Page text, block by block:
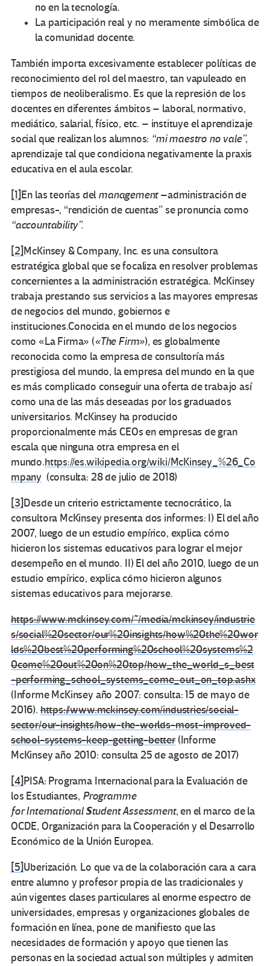
no en la tecnología.
La participación real y no meramente simbólica de
la comunidad docente.
También importa excesivamente establecer políticas de
reconocimiento del rol del maestro, tan vapuleado en
tiempos de neoliberalismo. Es que la represión de los
docentes en diferentes ámbitos – laboral, normativo,
mediático, salarial, físico, etc. – instituye el aprendizaje
social que realizan los alumnos: “mi maestro no vale”,
aprendizaje tal que condiciona negativamente la praxis
educativa en el aula escolar.
[1]En las teorías del management–administración de
empresas-, “rendición de cuentas” se pronuncia como
“accountability”.
[2]McKinsey & Company, Inc. es una consultora
estratégica global que se focaliza en resolver problemas
concernientes a la administración estratégica. McKinsey
trabaja prestando sus servicios a las mayores empresas
de negocios del mundo, gobiernos e
instituciones.Conocida en el mundo de los negocios
como «La Firma» («The Firm»), es globalmente
reconocida como la empresa de consultoría más
prestigiosa del mundo,​ la empresa del mundo en la que
es más complicado conseguir una oferta de trabajo así
como una de las más deseadas por los graduados
universitarios.​ McKinsey ha producido
proporcionalmente más CEOs en empresas de gran
escala que ninguna otra empresa en el
mundo.https://es.wikipedia.org/wiki/McKinsey_%26_Co
mpany (consulta: 28 de julio de 2018)
[3]Desde un criterio estrictamente tecnocrático, la
consultora McKinsey presenta dos informes: I) El del año
2007, luego de un estudio empírico, explica cómo
hicieron los sistemas educativos para lograr el mejor
desempeño en el mundo. II) El del año 2010, luego de un
estudio empírico, explica cómo hicieron algunos
sistemas educativos para mejorarse.
https://www.mckinsey.com/~/media/mckinsey/industrie
s/social%20sector/our%20insights/how%20the%20wor
lds%20best%20performing%20school%20systems%2
0come%20out%20on%20top/how_the_world_s_best
-performing_school_systems_come_out_on_top.ashx
(Informe McKinsey año 2007: consulta: 15 de mayo de
2016).https://www.mckinsey.com/industries/social-
sector/our-insights/how-the-worlds-most-improved-
school-systems-keep-getting-better(Informe
McKinsey año 2010: consulta 25 de agosto de 2017)
[4]PISA: Programa Internacional para la Evaluación de
los Estudiantes, Programme
for InternationalStudent Assessment, en el marco de la
OCDE, Organización para la Cooperación y el Desarrollo
Económico de la Unión Europea.
[5]Uberización. Lo que va de la colaboración cara a cara
entre alumno y profesor propia de las tradicionales y
aún vigentes clases particulares al enorme espectro de
universidades, empresas y organizaciones globales de
formación en línea, pone de manifiesto que las
necesidades de formación y apoyo que tienen las
personas en la sociedad actual son múltiples y admiten